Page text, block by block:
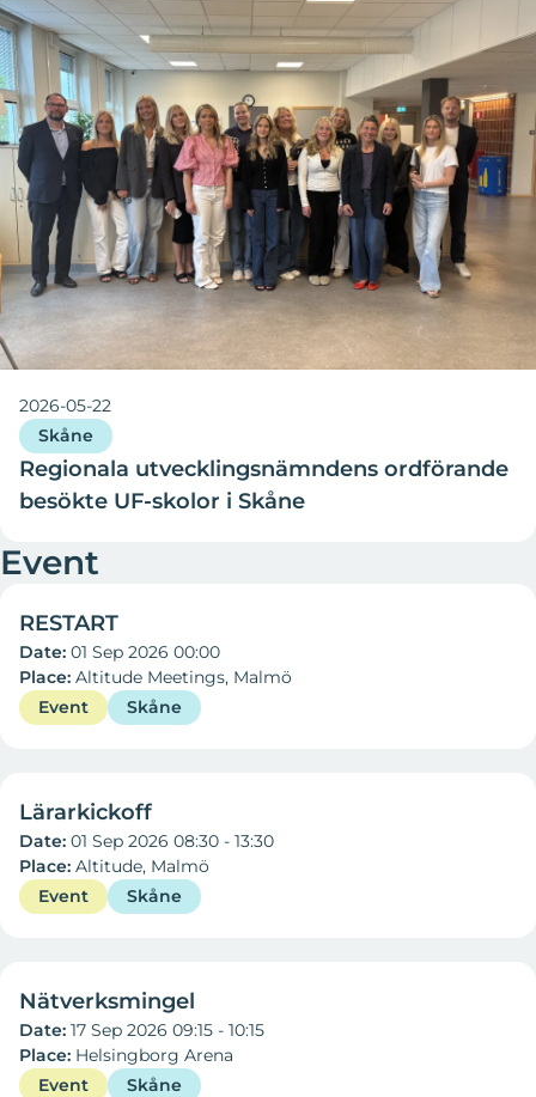
2026-05-22
Skåne
Regionala utvecklingsnämndens ordförande
besökte UF-skolor i Skåne
Event
RESTART
Date: 01 Sep 2026 00:00
Place: Altitude Meetings, Malmö
Event
Skåne
Lärarkickoff
Date: 01 Sep 2026 08:30 - 13:30
Place: Altitude, Malmö
Event
Skåne
Nätverksmingel
Date: 17 Sep 2026 09:15 - 10:15
Place: Helsingborg Arena
Event
Skåne